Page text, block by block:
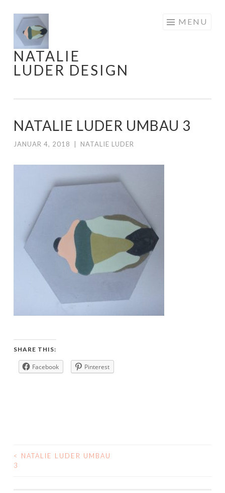
Skip
to
content
NATALIE
LUDER DESIGN
MENU
NATALIE LUDER UMBAU 3
JANUAR 4, 2018 NATALIE LUDER
SHARE THIS:
Facebook Pinterest
POST
<
NATALIE LUDER UMBAU
3